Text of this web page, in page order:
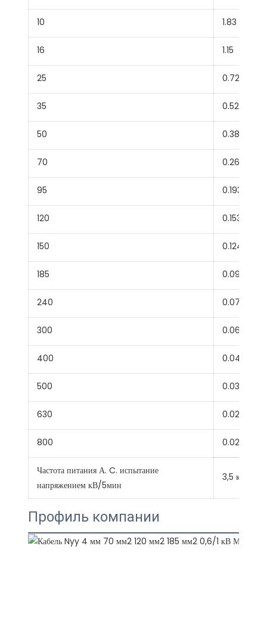
10 1.83
16 1.15
25 0.727
35 0.524
50 0.387
70 0.268
95 0.193
120 0.153
150 0.124
185 0.0991
240 0.0754
300 0.0601
400 0.0470
500 0.0366
630 0.0283
800 0.0221
Частота питания А. C. испытание
напряжением кВ/5мин
3,5 кВ/5
Профиль компании